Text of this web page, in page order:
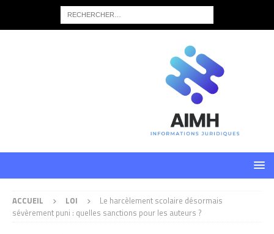
ACCUEIL LOI
Le harcèlement scolaire désormais
sévèrement puni : quelles sanctions pour les auteurs ?